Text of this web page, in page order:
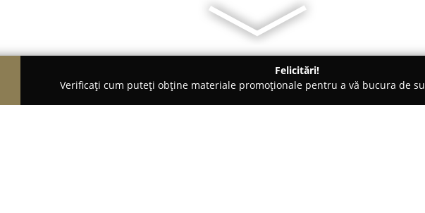
Felicitări!
Verificați cum puteți obține materiale promoționale pentru a vă bucura de